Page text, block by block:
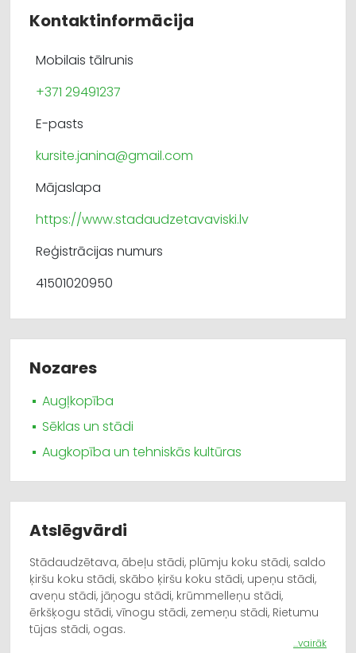
Kontaktinformācija
Mobilais tālrunis
+371 29491237
E-pasts
kursite.janina@gmail.com
Mājaslapa
https://www.stadaudzetavaviski.lv
Reģistrācijas numurs
41501020950
Nozares
Augļkopība
Sēklas un stādi
Augkopība un tehniskās kultūras
Atslēgvārdi
Stādaudzētava, ābeļu stādi, plūmju koku stādi, saldo
ķiršu koku stādi, skābo ķiršu koku stādi, upeņu stādi,
aveņu stādi, jāņogu stādi, krūmmelleņu stādi,
ērkšķogu stādi, vīnogu stādi, zemeņu stādi, Rietumu
tūjas stādi, ogas.
...vairāk